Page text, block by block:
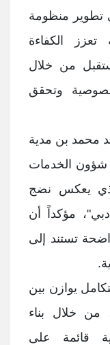
تطوير منظومة
الكفاءة
من خلال
وتحقق
محمد بن مدية
شؤون الخدمات
يعكس نضج
مؤكداً أن
تستند إلى
.
يوازن بين
من خلال بناء
قائمة على